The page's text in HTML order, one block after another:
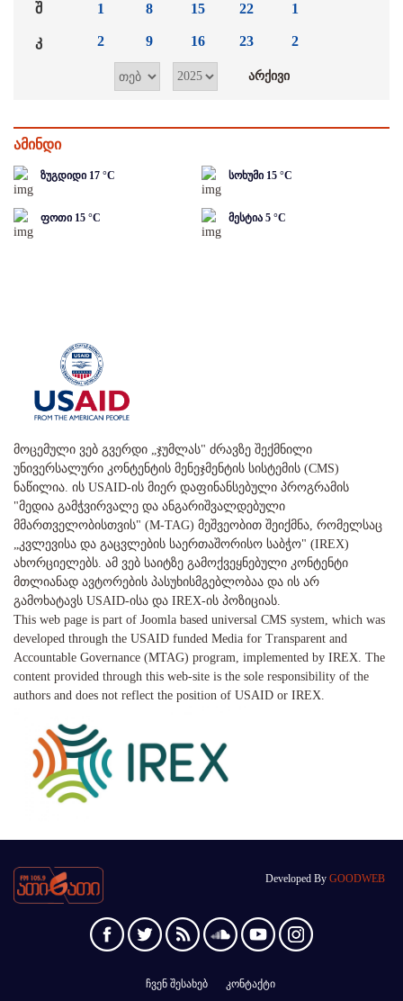
შ
კ
1
2
8
9
15
16
22
23
1
2
ამინდი
ზუგდიდი 17 °C სოხუმი 15 °C
ფოთი 15 °C მესტია 5 °C
მოცემული ვებ გვერდი „ჯუმლას" ძრავზე შექმნილი
უნივერსალური კონტენტის მენეჯმენტის სისტემის (CMS)
ნაწილია. ის USAID-ის მიერ დაფინანსებული პროგრამის
"მედია გამჭვირვალე და ანგარიშვალდებული
მმართველობისთვის" (M-TAG) მეშვეობით შეიქმნა, რომელსაც
„კვლევისა და გაცვლების საერთაშორისო საბჭო" (IREX)
ახორციელებს. ამ ვებ საიტზე გამოქვეყნებული კონტენტი
მთლიანად ავტორების პასუხისმგებლობაა და ის არ
გამოხატავს USAID-ისა და IREX-ის პოზიციას.
This web page is part of Joomla based universal CMS system, which was
developed through the USAID funded Media for Transparent and
Accountable Governance (MTAG) program, implemented by IREX. The
content provided through this web-site is the sole responsibility of the
authors and does not reflect the position of USAID or IREX.
Developed By GOODWEB
ჩვენ შესახებ კონტაქტი